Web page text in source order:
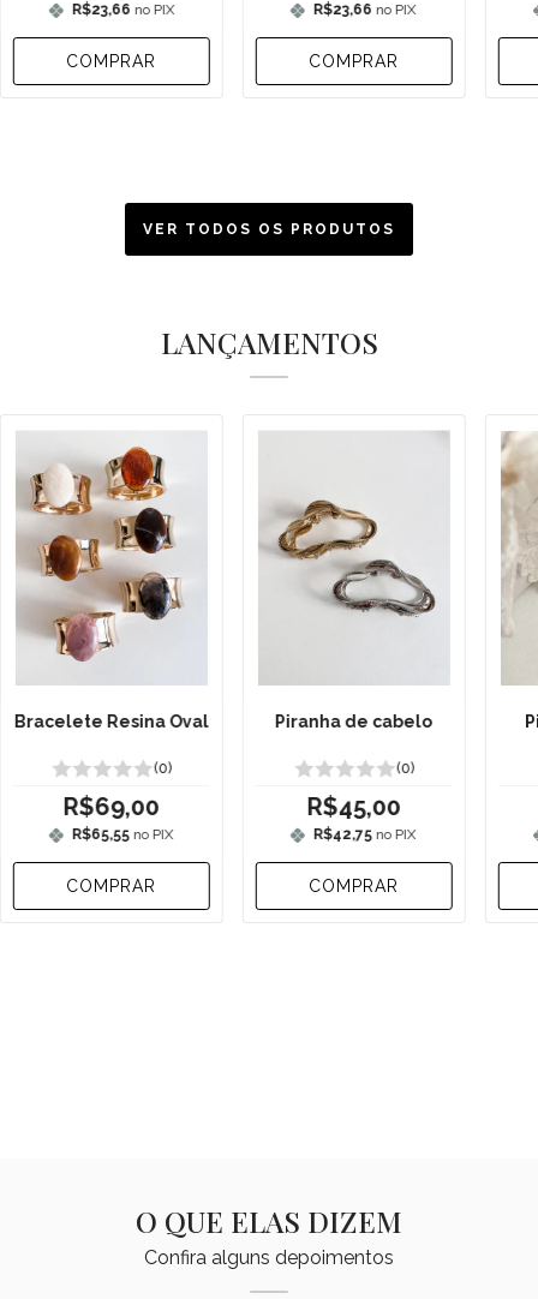
R$23,66 no PIX
COMPRAR
R$23,66 no PIX
COMPRAR
VER TODOS OS PRODUTOS
LANÇAMENTOS
Bracelete Resina Oval
(0)
R$69,00
R$65,55no PIX
COMPRAR
Piranha de cabelo
(0)
R$45,00
R$42,75 no PIX
COMPRAR
O QUE ELAS DIZEM
Confira alguns depoimentos